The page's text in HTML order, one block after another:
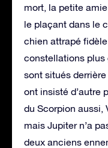
mort, la petite
le plaçant dans le
chien attrapé
constellations plus
sont situés
ont insisté d’autre
du Scorpion aussi,
mais Jupiter n’a
deux anciens